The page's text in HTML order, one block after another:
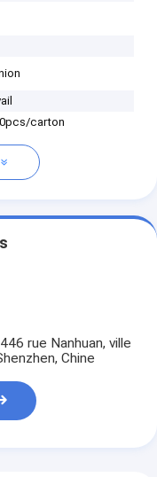
carton
rue Nanhuan, ville
Chine